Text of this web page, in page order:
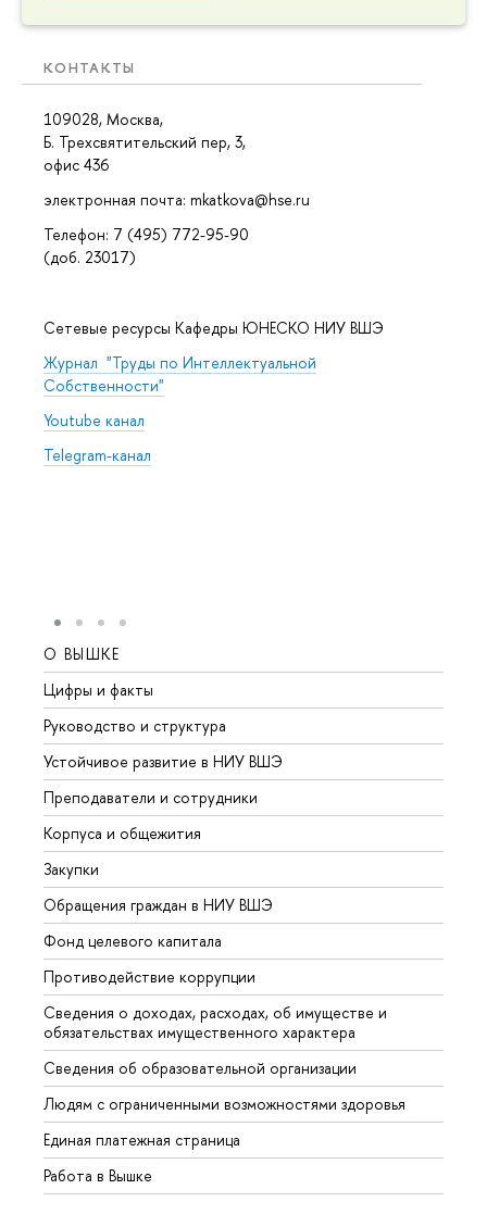
КОНТАКТЫ
109028, Москва,
Б. Трехсвятительский пер, 3,
офис 436
электронная почта: mkatkova@hse.ru
Телефон: 7 (495) 772-95-90
(доб. 23017)
Сетевые ресурсы Кафедры ЮНЕСКО НИУ ВШЭ
Журнал "Труды по Интеллектуальной
Собственности"
Youtube канал
Telegram-канал
О ВЫШКЕ
Цифры и факты
Руководство и структура
Устойчивое развитие в НИУ ВШЭ
Преподаватели и сотрудники
Корпуса и общежития
Закупки
Обращения граждан в НИУ ВШЭ
Фонд целевого капитала
Противодействие коррупции
Сведения о доходах, расходах, об имуществе и
обязательствах имущественного характера
Сведения об образовательной организации
Людям с ограниченными возможностями здоровья
Единая платежная страница
Работа в Вышке